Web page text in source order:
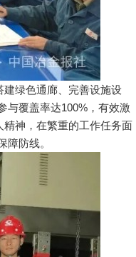
绿色通廊、完善设施设
与覆盖率达100%，有效激
精神，在繁重的工作任务面
防线。